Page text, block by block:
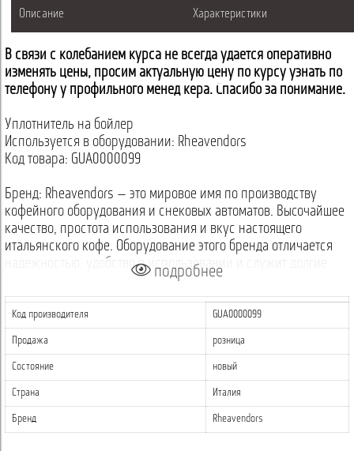
Описание Характеристики
В связи с колебанием курса не всегда удается оперативно
изменять цены, просим актуальную цену по курсу узнать по
телефону у профильного менеджера. Спасибо за понимание.
Уплотнитель на бойлер
Используется в оборудовании: Rheavendors
Код товара: GUA0000099
Бренд: Rheavendors — это мировое имя по производству
кофейного оборудования и снековых автоматов. Высочайшее
качество, простота использования и вкус настоящего
итальянского кофе. Оборудование этого бренда отличается
надежностью, удобство в использовании и служит долгие
подробнее
Код производителя GUA0000099
Продажа розница
Состояние новый
Страна Италия
Бренд Rheavendors